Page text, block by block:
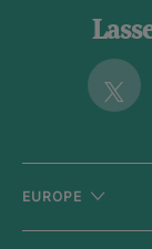
Twitter
EUROPE